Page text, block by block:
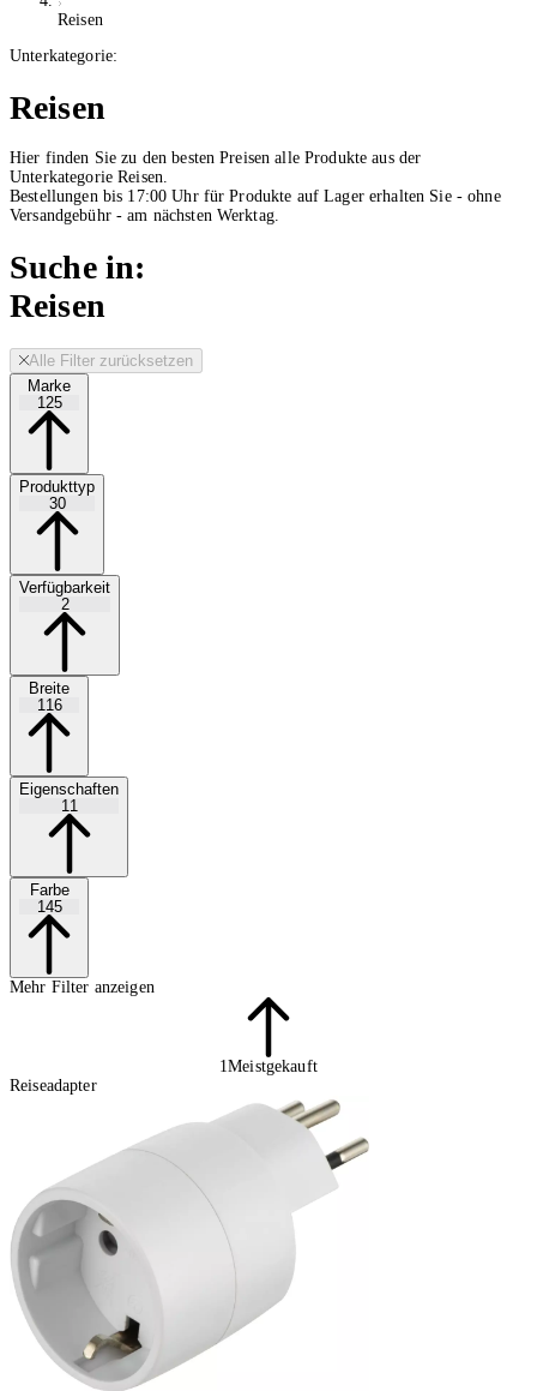
Reisen
Unterkategorie:
Reisen
Hier finden Sie zu den besten Preisen alle Produkte aus der
Unterkategorie Reisen.
Bestellungen bis 17:00 Uhr für Produkte auf Lager erhalten Sie - ohne
Versandgebühr - am nächsten Werktag.
Suche in:
Reisen
Alle Filter zurücksetzen
Marke
125
Produkttyp
30
Verfügbarkeit
2
Breite
116
Eigenschaften
11
Farbe
145
Mehr Filter anzeigen
1Meistgekauft
Reiseadapter